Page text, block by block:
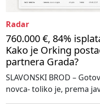
Radar
760.000 €, 84%
Kako je Orking
partnera Grada?
SLAVONSKI BROD –
novca- toliko je, prema